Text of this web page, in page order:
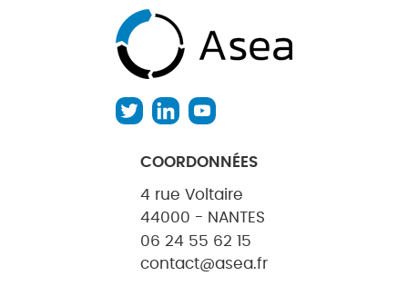
COORDONNÉES
4 rue Voltaire
44000 - NANTES
06 24 55 62 15
contact@asea.fr